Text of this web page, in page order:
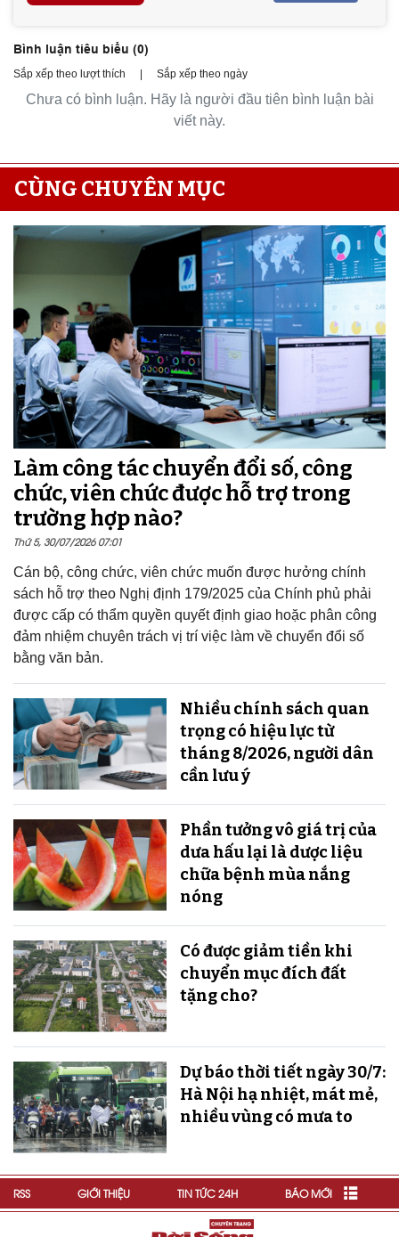
Bình luận tiêu biểu (0)
Sắp xếp theo lượt thích | Sắp xếp theo ngày
Chưa có bình luận. Hãy là người đầu tiên bình luận bài
viết này.
CÙNG CHUYÊN MỤC
Làm công tác chuyển đổi số, công
chức, viên chức được hỗ trợ trong
trường hợp nào?
Thứ 5, 30/07/2026 07:01
Cán bộ, công chức, viên chức muốn được hưởng chính
sách hỗ trợ theo Nghị định 179/2025 của Chính phủ phải
được cấp có thẩm quyền quyết định giao hoặc phân công
đảm nhiệm chuyên trách vị trí việc làm về chuyển đổi số
bằng văn bản.
Nhiều chính sách quan
trọng có hiệu lực từ
tháng 8/2026, người dân
cần lưu ý
Phần tưởng vô giá trị của
dưa hấu lại là dược liệu
chữa bệnh mùa nắng
nóng
Có được giảm tiền khi
chuyển mục đích đất
tặng cho?
Dự báo thời tiết ngày 30/7:
Hà Nội hạ nhiệt, mát mẻ,
nhiều vùng có mưa to
RSS GIỚI THIỆU TIN TỨC 24H BÁO MỚI